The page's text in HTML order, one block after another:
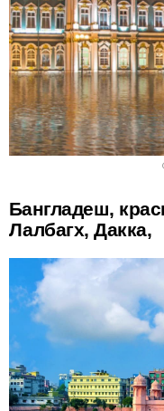
Бангладеш,
Лалбагх, Дакка,